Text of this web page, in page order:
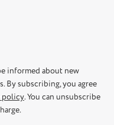
informed about new
By subscribing, you agree
policy. You can unsubscribe